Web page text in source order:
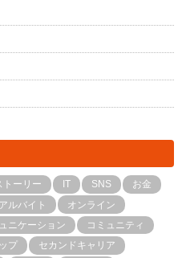
トーリー IT SNS
お金
アルバイト
オンライン
ニケーション
コミュニティ
プ
セカンドキャリア